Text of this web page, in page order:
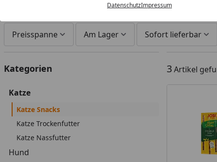
DatenschutzImpressum
Ihre Artikelübersicht
Preisspanne Am Lager Sofort lieferbar
Kategorien
Katze
Katze Snacks
Katze Trockenfutter
Katze Nassfutter
Hund
3Artikel